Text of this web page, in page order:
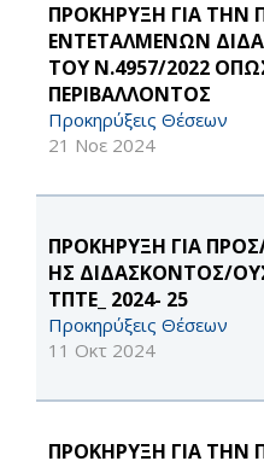
ΠΡΟΚΗΡΥΞΗ ΓΙΑ ΤΗΝ
ΕΝΤΕΤΑΛΜΕΝΩΝ
ΤΟΥ Ν.4957/2022
ΠΕΡΙΒΑΛΛΟΝΤΟΣ
Προκηρύξεις Θέσεων
21 Νοε 2024
ΠΡΟΚΗΡΥΞΗ ΓΙΑ
ΗΣ ΔΙΔΑΣΚΟΝΤΟΣ/
ΤΠΤΕ_ 2024- 25
Προκηρύξεις Θέσεων
11 Οκτ 2024
ΠΡΟΚΗΡΥΞΗ ΓΙΑ ΤΗΝ